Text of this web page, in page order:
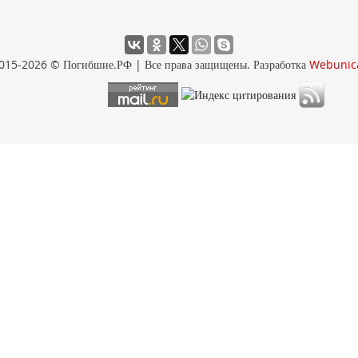
2026 © Погибшие.РФ | Все права защищены. Разработка